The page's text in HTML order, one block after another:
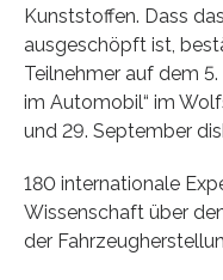
Kunststoffen. Dass
ausgeschöpft ist,
Teilnehmer auf dem
im Automobil“ im
und 29. September
180 internationale
Wissenschaft über
der